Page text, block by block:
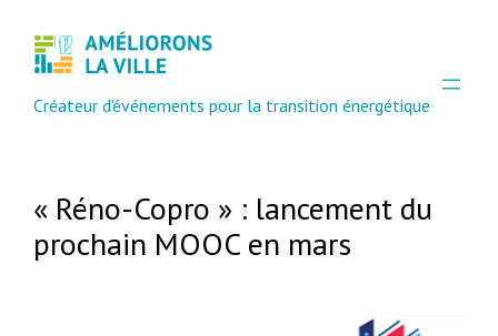
Créateur d'événements pour la transition énergétique
« Réno-Copro » : lancement du
prochain MOOC en mars